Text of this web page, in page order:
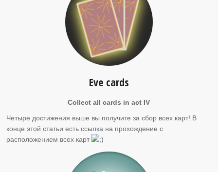
Eve cards
Collect all cards in act IV
Четыре достижения выше вы получите за сбор всех карт! В
конце этой статьи есть ссылка на прохождение с
расположением всех карт